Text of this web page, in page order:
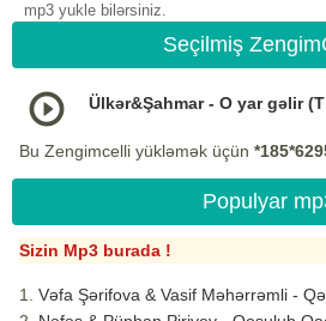
mp3 yukle bilərsiniz.
Seçilmiş
Ülkər&Şahmar - O yar gəlir
Bu Zengimcelli yükləmək üçün
Populyar
Sizin Mp3 burada !
Vəfa Şərifova & Vasif Məhərrəmli -